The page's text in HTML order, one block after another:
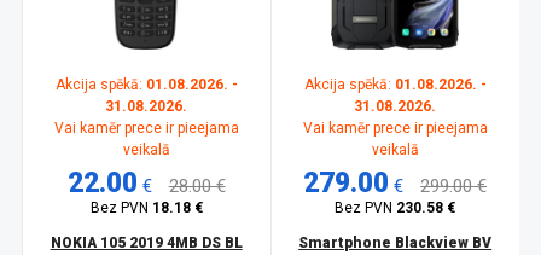
Akcija spēkā: 01.08.2026. -
31.08.2026.
Vai kamēr prece ir pieejama
veikalā
22.00 € 28.00 €
Bez PVN 18.18 €
NOKIA 105 2019 4MB DS BL
Akcija spēkā: 01.08.2026. -
31.08.2026.
Vai kamēr prece ir pieejama
veikalā
279.00 € 299.00 €
Bez PVN 230.58 €
Smartphone Blackview BV